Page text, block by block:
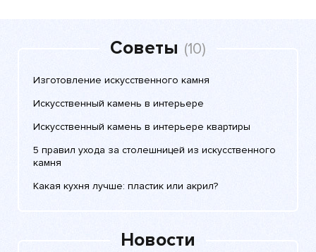
Советы (10)
Изготовление искусственного камня
Искусственный камень в интерьере
Искусственный камень в интерьере квартиры
5 правил ухода за столешницей из искусственного
камня
Какая кухня лучше: пластик или акрил?
Новости